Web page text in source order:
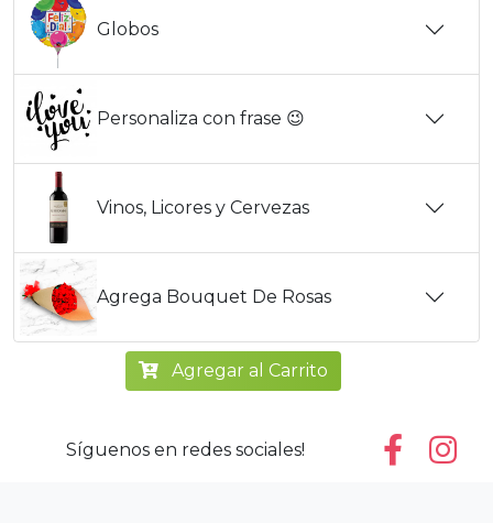
Globos
Personaliza con frase 😉
Vinos, Licores y Cervezas
Agrega Bouquet De Rosas
Agregar al Carrito
Síguenos en redes sociales!